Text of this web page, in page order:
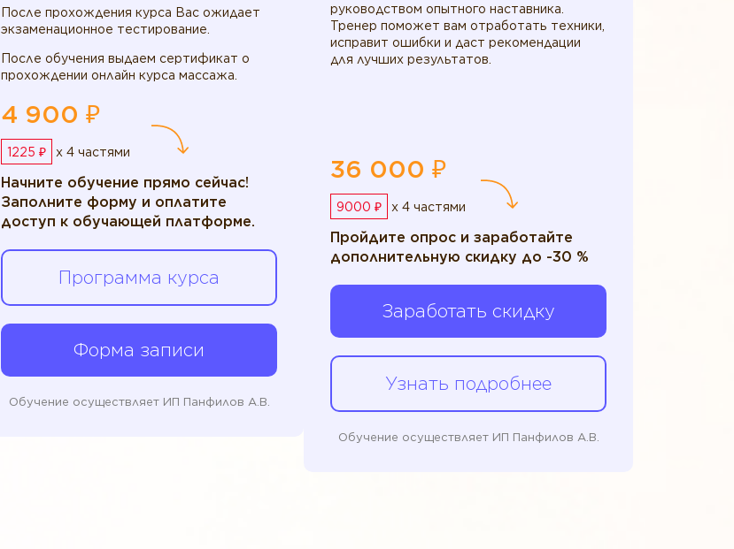
После прохождения курса Вас ожидает
экзаменационное тестирование.
После обучения выдаем сертификат о
прохождении онлайн курса массажа.
4 900 ₽
1225 ₽ x 4 частями
Начните обучение прямо сейчас!
Заполните форму и оплатите
доступ к обучающей платформе.
Программа курса
Форма записи
Обучение осуществляет ИП Панфилов А.В.
руководством опытного наставника.
Тренер поможет вам отработать техники,
исправит ошибки и даст рекомендации
для лучших результатов.
36 000 ₽
9000 ₽ x 4 частями
Пройдите опрос и заработайте
дополнительную скидку до -30 %
Заработать скидку
Узнать подробнее
Обучение осуществляет ИП Панфилов А.В.